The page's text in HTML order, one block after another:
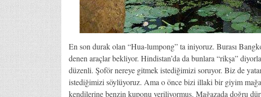
En son durak olan “Hua-lumpong” ta iniyoruz. Burası
denen araçlar bekliyor. Hindistan’da da bunlara “rikşa”
düzenli. Şoför nereye gitmek istediğimizi soruyor. Biz de
istediğimizi söylüyoruz. Ama o önce bizi illaki bir giyim
kendilerine benzin kuponu veriliyormuş. Mağazada doğru